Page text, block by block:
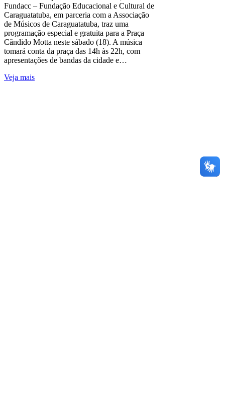
Fundacc – Fundação Educacional e Cultural de
Caraguatatuba, em parceria com a Associação
de Músicos de Caraguatatuba, traz uma
programação especial e gratuita para a Praça
Cândido Motta neste sábado (18). A música
tomará conta da praça das 14h às 22h, com
apresentações de bandas da cidade e…
Veja mais